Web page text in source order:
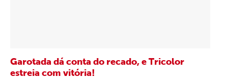
Garotada dá conta do recado, e Tricolor
estreia com vitória!